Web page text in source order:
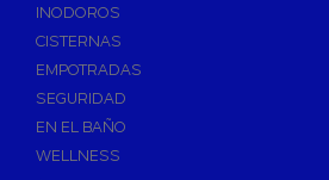
Calderines
Herramientas y Vestuario
Adhesivos Instantaneos
Selladores y Masillas
INODOROS
CISTERNAS
EMPOTRADAS
SEGURIDAD
EN EL BAÑO
WELLNESS